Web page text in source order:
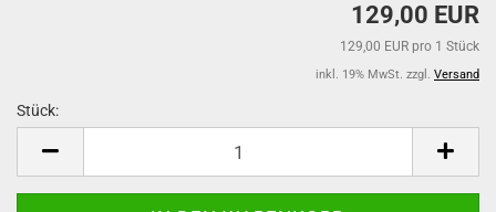
129,00 EUR
129,00 EUR pro 1 Stück
inkl. 19% MwSt. zzgl. Versand
Stück: